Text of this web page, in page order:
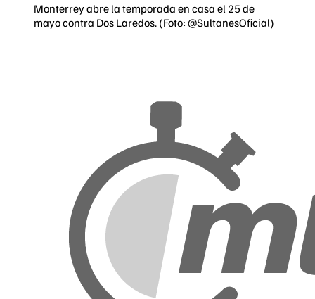
Monterrey abre la temporada en casa el 25 de
mayo contra Dos Laredos. (Foto: @SultanesOficial)